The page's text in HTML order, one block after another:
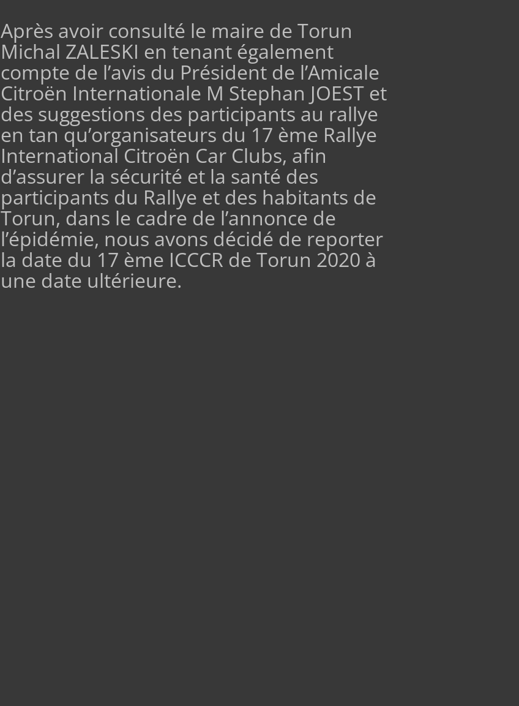
Après avoir consulté le maire de Torun
Michal ZALESKI en tenant également
compte de l’avis du Président de l’Amicale
Citroën Internationale M Stephan JOEST et
des suggestions des participants au rallye
en tan qu’organisateurs du 17 ème Rallye
International Citroën Car Clubs, afin
d’assurer la sécurité et la santé des
participants du Rallye et des habitants de
Torun, dans le cadre de l’annonce de
l’épidémie, nous avons décidé de reporter
la date du 17 ème ICCCR de Torun 2020 à
une date ultérieure.